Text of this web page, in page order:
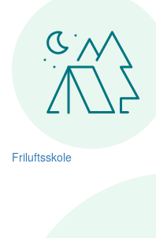
Friluftsskole